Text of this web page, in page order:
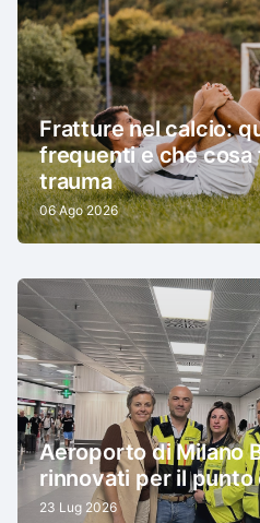
Fratture nel calcio:
frequenti e che cosa
trauma
06 Ago 2026
Aeroporto di Milano
rinnovati per il punto
23 Lug 2026